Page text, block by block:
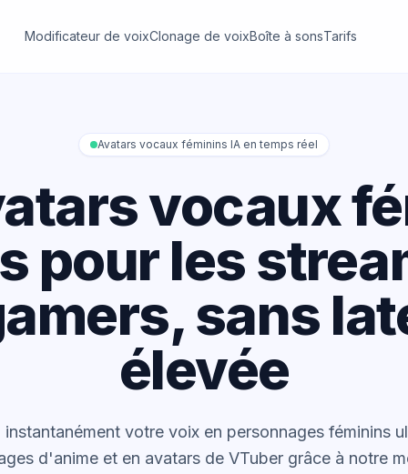
Modificateur de voixClonage de voixBoîte à sonsTarifs
Avatars vocaux féminins IA en temps réel
vocaux
pour les
sans
élevée
instantanément votre voix en personnages féminins
d'anime et en avatars de VTuber grâce à notre